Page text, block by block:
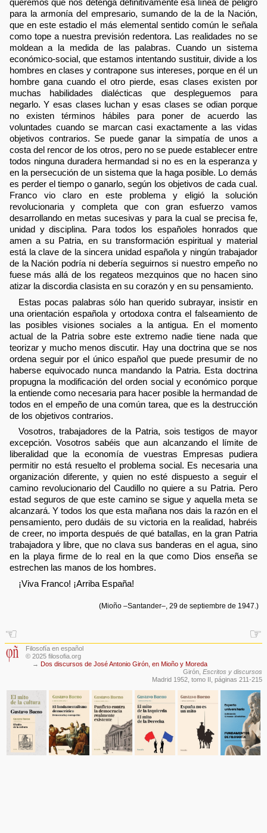
queremos que nos detenga definitivamente esa línea de peligro
para la armonía del empresario, sumando de la de la Nación,
que en este estadio el más elemental sentido común le señala
como tope a nuestra previsión redentora. Las realidades no se
moldean a la medida de las palabras. Cuando un sistema
económico-social, que estamos intentando sustituir, divide a los
hombres en clases y contrapone sus intereses, porque en él un
hombre gana cuando el otro pierde, esas clases existen por
muchas habilidades dialécticas que despleguemos para
negarlo. Y esas clases luchan y esas clases se odian porque
no existen términos hábiles para poner de acuerdo las
voluntades cuando se marcan casi exactamente a las vidas
objetivos contrarios. Se puede ganar la simpatía de unos a
costa del rencor de los otros, pero no se puede establecer entre
todos ninguna duradera hermandad si no es en la esperanza y
en la persecución de un sistema que la haga posible. Lo demás
es perder el tiempo o ganarlo, según los objetivos de cada cual.
Franco vio claro en este problema y eligió la solución
revolucionaria y completa que con gran esfuerzo vamos
desarrollando en metas sucesivas y para la cual se precisa fe,
unidad y disciplina. Para todos los españoles honrados que
amen a su Patria, en su transformación espiritual y material
está la clave de la sincera unidad española y ningún trabajador
de la Nación podría ni debería seguirnos si nuestro empeño no
fuese más allá de los regateos mezquinos que no hacen sino
atizar la discordia clasista en su corazón y en su pensamiento.
Estas pocas palabras sólo han querido subrayar, insistir en
una orientación española y ortodoxa contra el falseamiento de
las posibles visiones sociales a la antigua. En el momento
actual de la Patria sobre este extremo nadie tiene nada que
teorizar y mucho menos discutir. Hay una doctrina que se nos
ordena seguir por el único español que puede presumir de no
haberse equivocado nunca mandando la Patria. Esta doctrina
propugna la modificación del orden social y económico porque
la entiende como necesaria para hacer posible la hermandad de
todos en el empeño de una común tarea, que es la destrucción
de los objetivos contrarios.
Vosotros, trabajadores de la Patria, sois testigos de mayor
excepción. Vosotros sabéis que aun alcanzando el límite de
liberalidad que la economía de vuestras Empresas pudiera
permitir no está resuelto el problema social. Es necesaria una
organización diferente, y quien no esté dispuesto a seguir el
camino revolucionario del Caudillo no quiere a su Patria. Pero
estad seguros de que este camino se sigue y aquella meta se
alcanzará. Y todos los que esta mañana nos dais la razón en el
pensamiento, pero dudáis de su victoria en la realidad, habréis
de creer, no importa después de qué batallas, en la gran Patria
trabajadora y libre, que no clava sus banderas en el agua, sino
en la playa firme de lo real en la que como Dios enseña se
estrechen las manos de los hombres.
¡Viva Franco! ¡Arriba España!
(Mioño –Santander–, 29 de septiembre de 1947.)
☜ ☞
Filosofía en español
© 2025 filosofia.org
→ Dos discursos de José Antonio Girón, en Mioño y Moreda
Girón, Escritos y discursos
Madrid 1952, tomo II, páginas 211-215